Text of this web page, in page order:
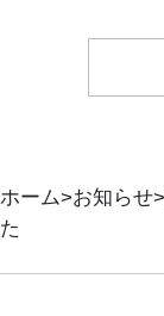
ホーム お知らせ
た